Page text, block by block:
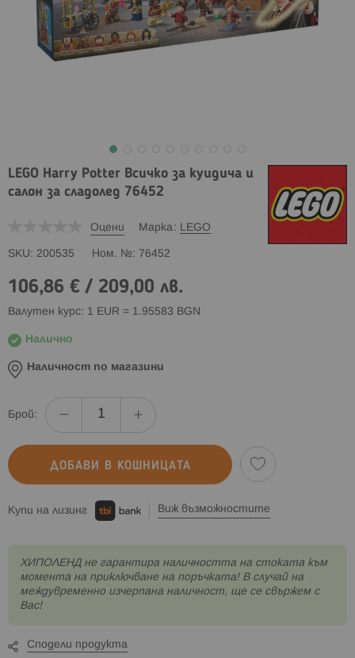
LEGO Harry Potter Всичко за куидича и
салон за сладолед 76452
Оцени Марка LEGO
SKU 200535 Ном. № 76452
106,86 € / 209,00 лв.
Валутен курс: 1 EUR = 1.95583 BGN
Налично
Наличност по магазини
Брой:
ДОБАВИ В КОШНИЦАТА
Купи на лизинг Виж възможностите
XИПОЛЕНД не гарантира наличността на стоката към
момента на приключване на поръчката! В случай на
междувременно изчерпана наличност, ще се свържем с
Вас!
Сподели продукта